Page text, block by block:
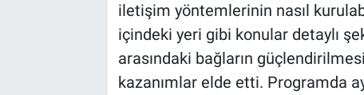
iletişim yöntemlerinin nasıl
içindeki yeri gibi konular detaylı
arasındaki bağların
kazanımlar elde etti. Programda